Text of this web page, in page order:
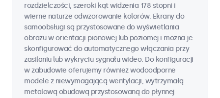
rozdzielczości, szeroki kąt widzenia 178 stopni i
wierne naturze odwzorowanie kolorów. Ekrany do
samoobsługi są przystosowane do wyświetlania
obrazu w orientacji pionowej lub poziomej i można je
skonfigurować do automatycznego włączania przy
zasilaniu lub wykryciu sygnału wideo. Do konfiguracji
w zabudowie oferujemy również wodoodporne
modele z niewymagającą wentylacji, wytrzymałą
metalową obudową przystosowaną do płynnej